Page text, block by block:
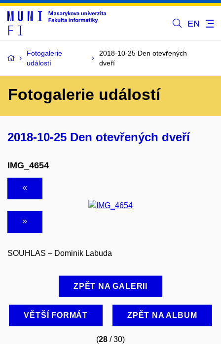
EN
Fotogalerie
událostí
2018-10-25 Den otevřených
dveří
Fotogalerie událostí
2018-10-25 Den otevřených dveří
IMG_4654
SOUHLAS – Dominik Labuda
ZPĚT NA GALERII
VĚTŠÍ FORMÁT ZPĚT NA ALBUM
(28 / 30)